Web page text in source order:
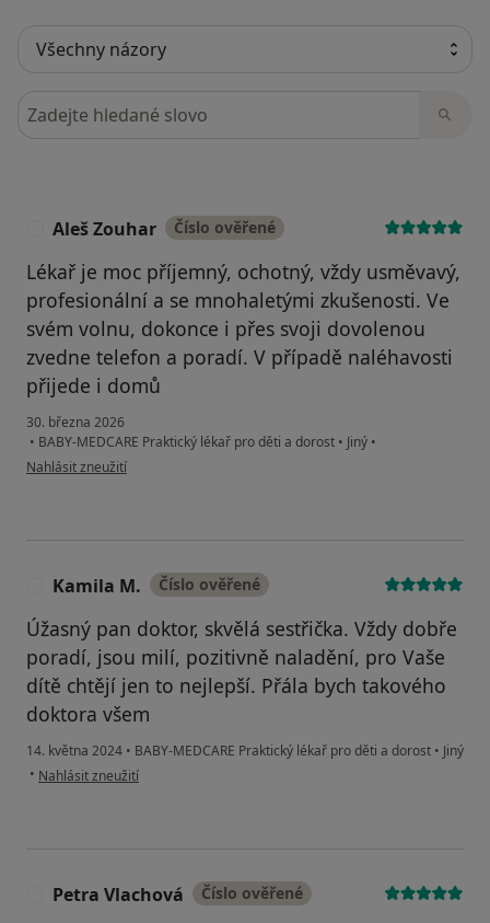
Hledejte v názorech
Aleš Zouhar Číslo ověřené
Lékař je moc příjemný, ochotný, vždy usměvavý,
profesionální a se mnohaletými zkušenosti. Ve
svém volnu, dokonce i přes svoji dovolenou
zvedne telefon a poradí. V případě naléhavosti
přijede i domů
30. března 2026
• BABY-MEDCARE Praktický lékař pro děti a dorost • Jiný •
podle názoru uživatele Aleš Zouhar
Nahlásit zneužití
Kamila M. Číslo ověřené
Úžasný pan doktor, skvělá sestřička. Vždy dobře
poradí, jsou milí, pozitivně naladění, pro Vaše
dítě chtějí jen to nejlepší. Přála bych takového
doktora všem
14. května 2024 • BABY-MEDCARE Praktický lékař pro děti a dorost • Jiný
• podle názoru uživatele Kamila M.
Nahlásit zneužití
Petra Vlachová Číslo ověřené